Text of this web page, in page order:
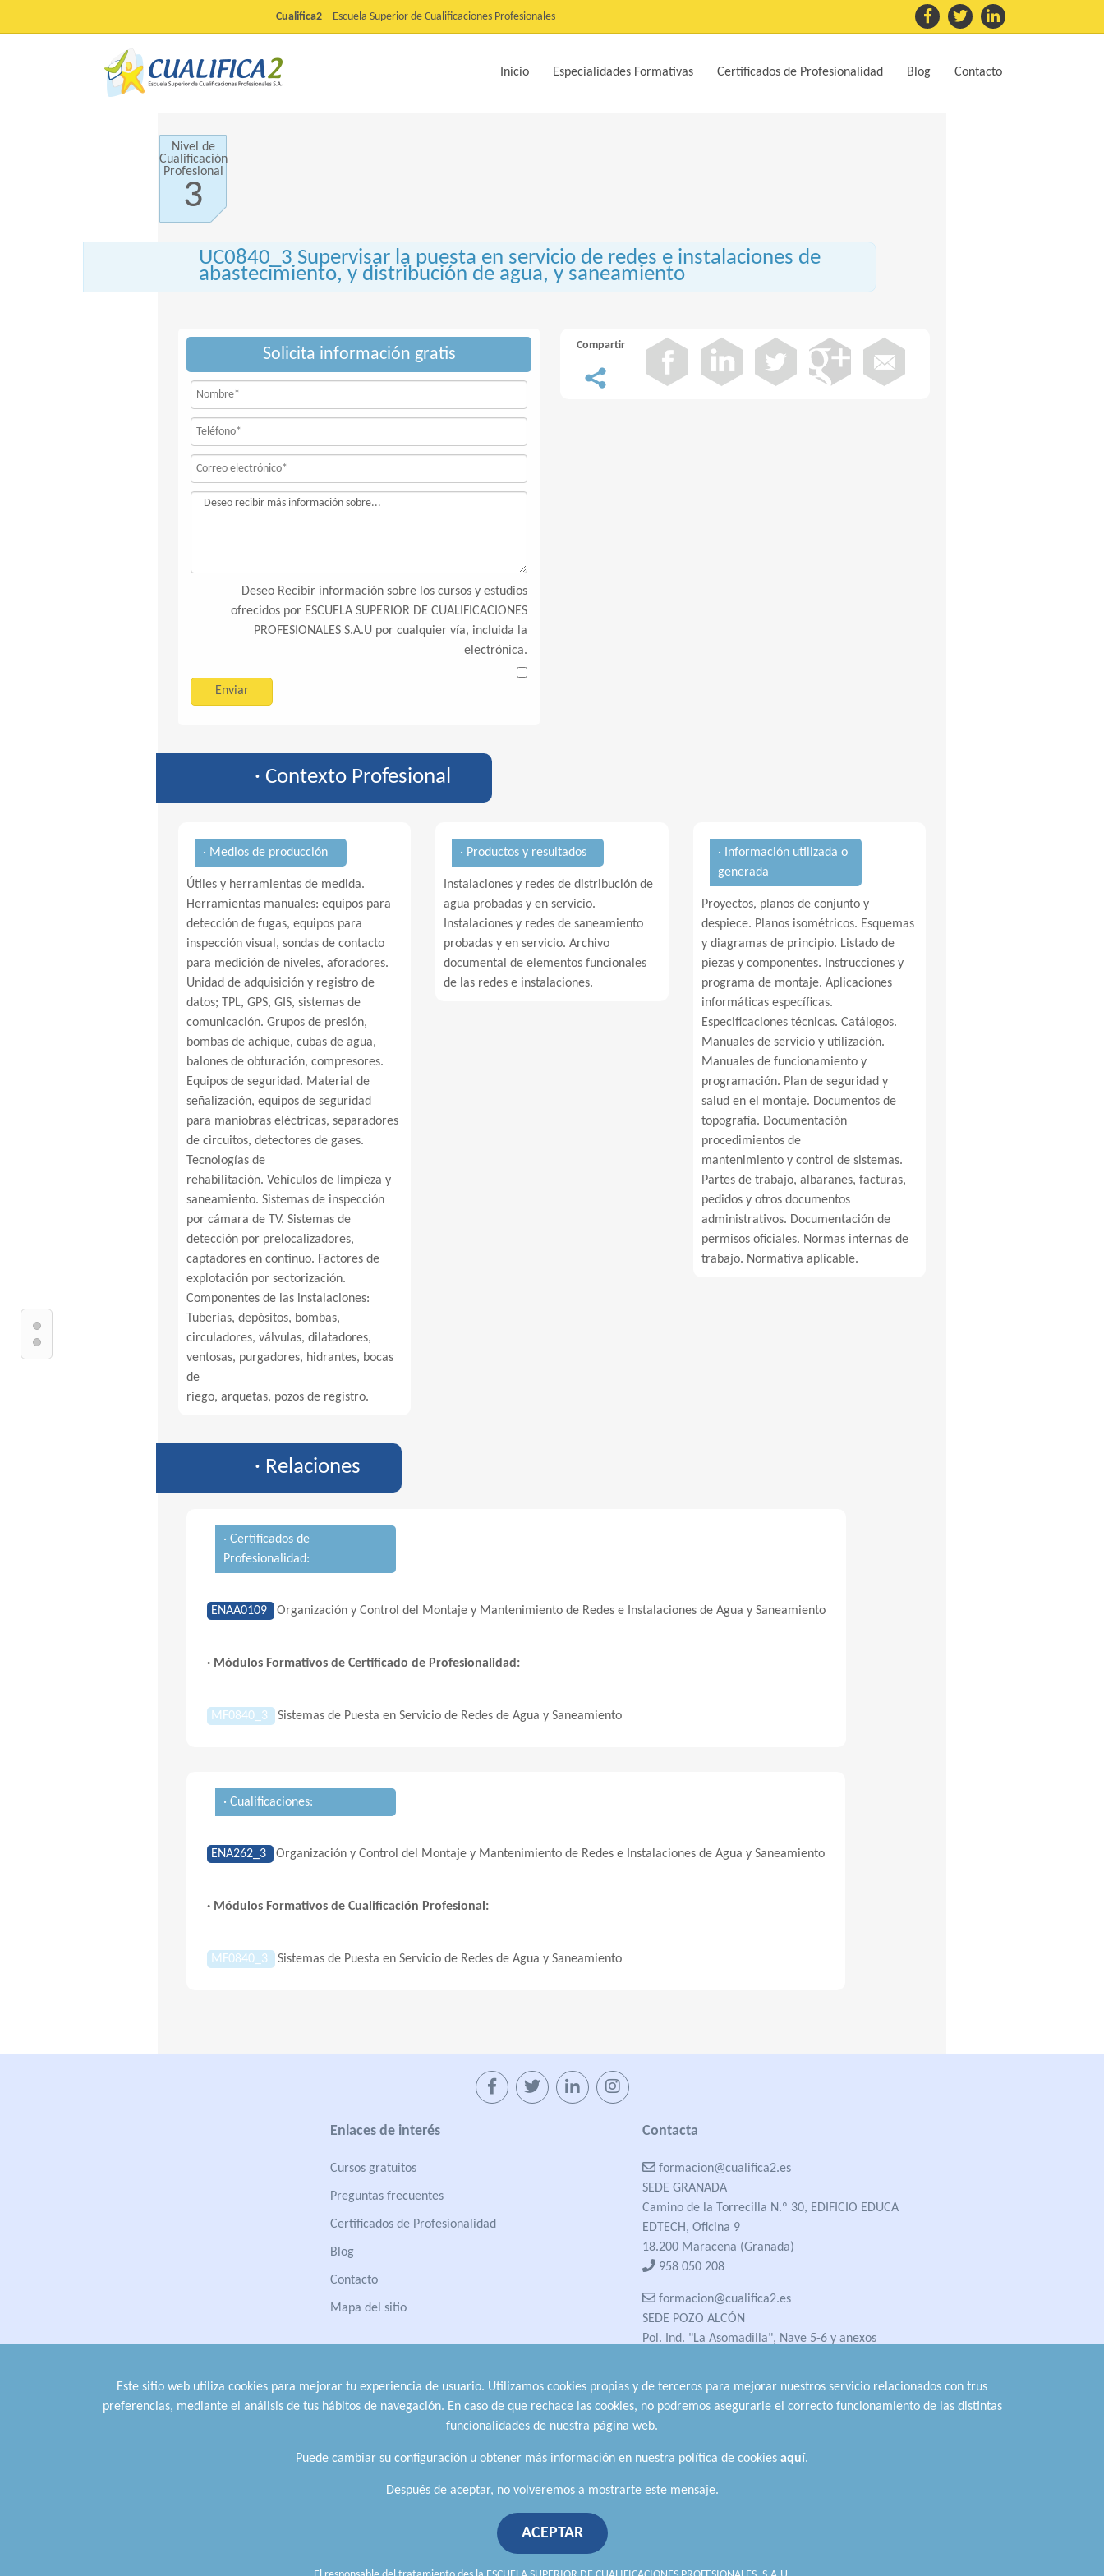
Cualifica2 – Escuela Superior de Cualificaciones Profesionales
Inicio Especialidades Formativas Certificados de Profesionalidad Blog Contacto
Nivel de
Cualificación
Profesional
3
UC0840_3 Supervisar la puesta en servicio de redes e instalaciones de
abastecimiento, y distribución de agua, y saneamiento
Solicita información gratis
Deseo Recibir información sobre los cursos y estudios
ofrecidos por ESCUELA SUPERIOR DE CUALIFICACIONES
PROFESIONALES S.A.U por cualquier vía, incluida la
electrónica.
Compartir
· Contexto Profesional
· Medios de producción
Útiles y herramientas de medida.
Herramientas manuales: equipos para
detección de fugas, equipos para
inspección visual, sondas de contacto
para medición de niveles, aforadores.
Unidad de adquisición y registro de
datos; TPL, GPS, GIS, sistemas de
comunicación. Grupos de presión,
bombas de achique, cubas de agua,
balones de obturación, compresores.
Equipos de seguridad. Material de
señalización, equipos de seguridad
para maniobras eléctricas, separadores
de circuitos, detectores de gases.
Tecnologías de
rehabilitación. Vehículos de limpieza y
saneamiento. Sistemas de inspección
por cámara de TV. Sistemas de
detección por prelocalizadores,
captadores en continuo. Factores de
explotación por sectorización.
Componentes de las instalaciones:
Tuberías, depósitos, bombas,
circuladores, válvulas, dilatadores,
ventosas, purgadores, hidrantes, bocas
de
riego, arquetas, pozos de registro.
· Productos y resultados
Instalaciones y redes de distribución de
agua probadas y en servicio.
Instalaciones y redes de saneamiento
probadas y en servicio. Archivo
documental de elementos funcionales
de las redes e instalaciones.
· Información utilizada o
generada
Proyectos, planos de conjunto y
despiece. Planos isométricos. Esquemas
y diagramas de principio. Listado de
piezas y componentes. Instrucciones y
programa de montaje. Aplicaciones
informáticas específicas.
Especificaciones técnicas. Catálogos.
Manuales de servicio y utilización.
Manuales de funcionamiento y
programación. Plan de seguridad y
salud en el montaje. Documentos de
topografía. Documentación
procedimientos de
mantenimiento y control de sistemas.
Partes de trabajo, albaranes, facturas,
pedidos y otros documentos
administrativos. Documentación de
permisos oficiales. Normas internas de
trabajo. Normativa aplicable.
· Relaciones
· Certificados de
Profesionalidad:
ENAA0109 Organización y Control del Montaje y Mantenimiento de Redes e Instalaciones de Agua y Saneamiento
· Módulos Formativos de Certificado de Profesionalidad:
MF0840_3 Sistemas de Puesta en Servicio de Redes de Agua y Saneamiento
· Cualificaciones:
ENA262_3 Organización y Control del Montaje y Mantenimiento de Redes e Instalaciones de Agua y Saneamiento
· Módulos Formativos de Cualificación Profesional:
MF0840_3 Sistemas de Puesta en Servicio de Redes de Agua y Saneamiento
Enlaces de interés
Cursos gratuitos
Preguntas frecuentes
Certificados de Profesionalidad
Blog
Contacto
Mapa del sitio
Contacta
formacion@cualifica2.es
SEDE GRANADA
Camino de la Torrecilla N.º 30, EDIFICIO EDUCA
EDTECH, Oficina 9
18.200 Maracena (Granada)
958 050 208
formacion@cualifica2.es
SEDE POZO ALCÓN
Pol. Ind. "La Asomadilla", Nave 5-6 y anexos
Política de cookies.Aviso Legal.Política de Calidad. Escuela Superior de Cualificaciones Profesionales © 2026
Este sitio web utiliza cookies para mejorar tu experiencia de usuario. Utilizamos cookies propias y de terceros para mejorar nuestros servicio relacionados con trus
preferencias, mediante el análisis de tus hábitos de navegación. En caso de que rechace las cookies, no podremos asegurarle el correcto funcionamiento de las distintas
funcionalidades de nuestra página web.
Puede cambiar su configuración u obtener más información en nuestra política de cookies aquí.
Después de aceptar, no volveremos a mostrarte este mensaje.
ACEPTAR